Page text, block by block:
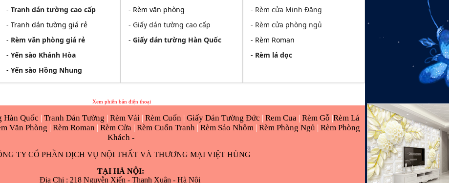
- Tranh dán tường cao cấp
- Tranh dán tường giá rẻ
- Rèm văn phòng giá rẻ
- Yến sào Khánh Hòa
- Yến sào Hồng Nhung
- Rèm văn phòng
- Giấy dán tường cao cấp
- Giấy dán tường Hàn Quốc
- Rèm cửa Minh Đăng
- Rèm cửa phòng ngủ
- Rèm Roman
- Rèm lá dọc
Xem phiên bản điện thoại
Hàn Quốc Tranh Dán Tường Rèm Vải Rèm Cuốn Giấy Dán Tường Đức Rem Cua Rèm Gỗ Rèm Lá
Văn Phòng Rèm Roman| Rèm Cửa| Rèm Cuốn Tranh| Rèm Sáo Nhôm| Rèm Phòng Ngủ
Rèm Phòng
Khách -
TY CỔ PHẦN DỊCH VỤ NỘI THẤT VÀ THƯƠNG MẠI VIỆT HÙNG
TẠI HÀ NỘI:
Địa Chị : 218 Nguyễn Xiển - Thanh Xuân - Hà Nội